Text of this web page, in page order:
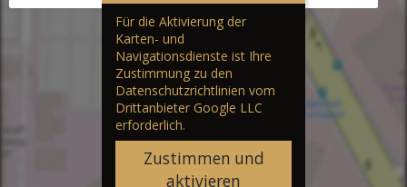
Für die Aktivierung der
Karten- und
Navigationsdienste ist Ihre
Zustimmung zu den
Datenschutzrichtlinien vom
Drittanbieter Google LLC
erforderlich.
Zustimmen und
aktivieren